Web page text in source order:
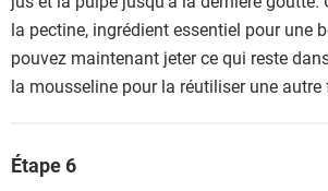
la pectine, ingrédient essentiel pour une
pouvez maintenant jeter ce qui reste
la mousseline pour la réutiliser une autre
Étape 6